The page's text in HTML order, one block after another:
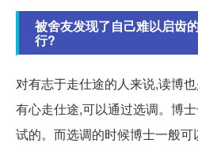
被舍友发现了自己难以启齿
行?
对有志于走仕途的人来说,读博
有心走仕途,可以通过选调。博
试的。而选调的时候博士一般可